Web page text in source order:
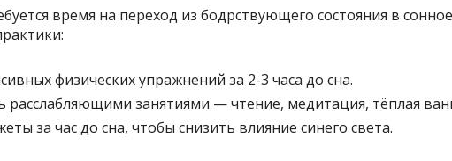
время на переход из бодрствующего состояния в
физических упражнений за 2-3 часа до сна.
расслабляющими занятиями — чтение, медитация, тёплая
за час до сна, чтобы снизить влияние синего света.